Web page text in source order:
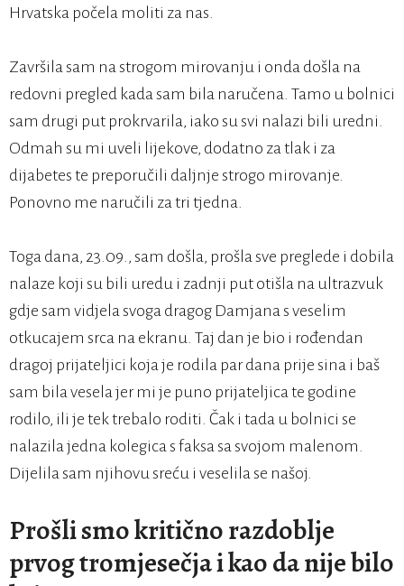
Hrvatska počela moliti za nas.
Završila sam na strogom mirovanju i onda došla na
redovni pregled kada sam bila naručena. Tamo u bolnici
sam drugi put prokrvarila, iako su svi nalazi bili uredni.
Odmah su mi uveli lijekove, dodatno za tlak i za
dijabetes te preporučili daljnje strogo mirovanje.
Ponovno me naručili za tri tjedna.
Toga dana, 23.09., sam došla, prošla sve preglede i dobila
nalaze koji su bili uredu i zadnji put otišla na ultrazvuk
gdje sam vidjela svoga dragog Damjana s veselim
otkucajem srca na ekranu. Taj dan je bio i rođendan
dragoj prijateljici koja je rodila par dana prije sina i baš
sam bila vesela jer mi je puno prijateljica te godine
rodilo, ili je tek trebalo roditi. Čak i tada u bolnici se
nalazila jedna kolegica s faksa sa svojom malenom.
Dijelila sam njihovu sreću i veselila se našoj.
Prošli smo kritično razdoblje
prvog tromjesečja i kao da nije bilo